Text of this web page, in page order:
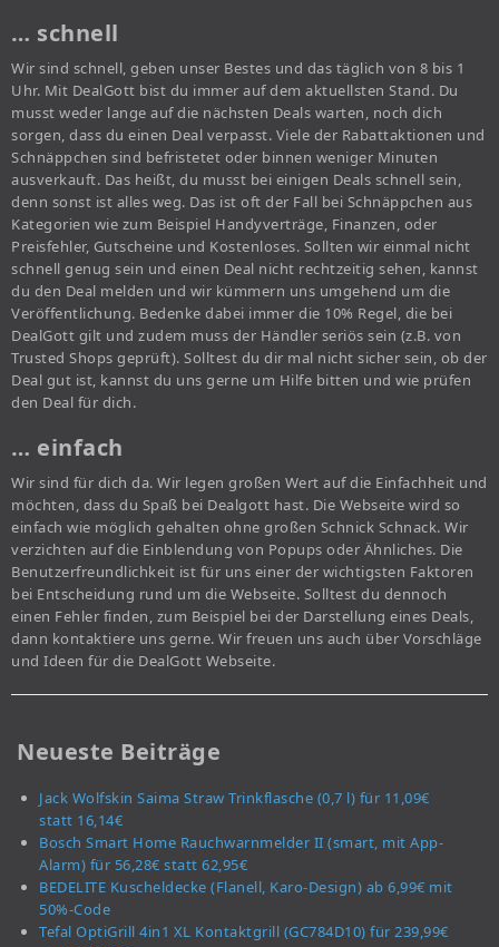
… schnell
Wir sind schnell, geben unser Bestes und das täglich von 8 bis 1
Uhr. Mit DealGott bist du immer auf dem aktuellsten Stand. Du
musst weder lange auf die nächsten Deals warten, noch dich
sorgen, dass du einen Deal verpasst. Viele der Rabattaktionen und
Schnäppchen sind befristetet oder binnen weniger Minuten
ausverkauft. Das heißt, du musst bei einigen Deals schnell sein,
denn sonst ist alles weg. Das ist oft der Fall bei Schnäppchen aus
Kategorien wie zum Beispiel Handyverträge, Finanzen, oder
Preisfehler, Gutscheine und Kostenloses. Sollten wir einmal nicht
schnell genug sein und einen Deal nicht rechtzeitig sehen, kannst
du den Deal melden und wir kümmern uns umgehend um die
Veröffentlichung. Bedenke dabei immer die 10% Regel, die bei
DealGott gilt und zudem muss der Händler seriös sein (z.B. von
Trusted Shops geprüft). Solltest du dir mal nicht sicher sein, ob der
Deal gut ist, kannst du uns gerne um Hilfe bitten und wie prüfen
den Deal für dich.
… einfach
Wir sind für dich da. Wir legen großen Wert auf die Einfachheit und
möchten, dass du Spaß bei Dealgott hast. Die Webseite wird so
einfach wie möglich gehalten ohne großen Schnick Schnack. Wir
verzichten auf die Einblendung von Popups oder Ähnliches. Die
Benutzerfreundlichkeit ist für uns einer der wichtigsten Faktoren
bei Entscheidung rund um die Webseite. Solltest du dennoch
einen Fehler finden, zum Beispiel bei der Darstellung eines Deals,
dann kontaktiere uns gerne. Wir freuen uns auch über Vorschläge
und Ideen für die DealGott Webseite.
Neueste Beiträge
Jack Wolfskin Saima Straw Trinkflasche (0,7 l) für 11,09€
statt 16,14€
Bosch Smart Home Rauchwarnmelder II (smart, mit App-
Alarm) für 56,28€ statt 62,95€
BEDELITE Kuscheldecke (Flanell, Karo-Design) ab 6,99€ mit
50%-Code
Tefal OptiGrill 4in1 XL Kontaktgrill (GC784D10) für 239,99€